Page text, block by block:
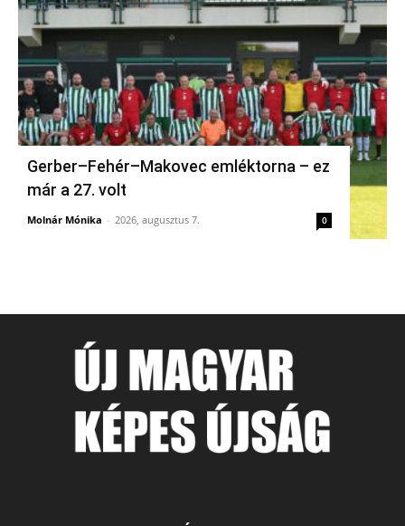
Gerber–Fehér–Makovec emléktorna – ez
már a 27. volt
Molnár Mónika - 2026, augusztus 7. 0